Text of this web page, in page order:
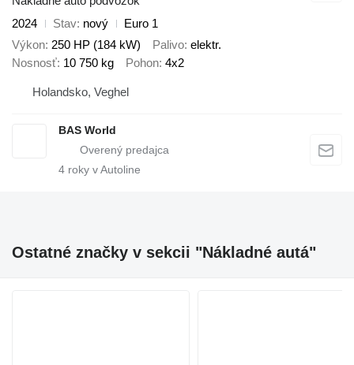
2024
Stav nový
Euro 1
Výkon 250 HP (184 kW) Palivo elektr.
Nosnosť 10 750 kg Pohon 4x2
Holandsko, Veghel
BAS World
4 roky v Autoline
Ostatné značky v sekcii "Nákladné autá"